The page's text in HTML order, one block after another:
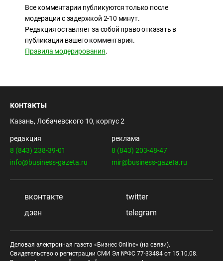
Все комментарии публикуются только после
модерации с задержкой 2-10 минут.
Редакция оставляет за собой право отказать в
публикации вашего комментария.
Правила модерирования.
контакты
Казань, Лобачевского 10, корпус 2
редакция
8 (843) 238-39-01
info@business-gazeta.ru
реклама
8 (843) 203-48-47
mir@business-gazeta.ru
вконтакте
twitter
дзен
telegram
Деловая электронная газета «Бизнес Online» (на связи).
Свидетельство о регистрации СМИ Эл №ФС 77-33484 от 15.10.08.